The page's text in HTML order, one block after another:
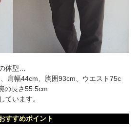
体型…
肩幅44cm、胸囲93cm、ウエスト75c
の長さ55.5cm
ています。
すすめポイント